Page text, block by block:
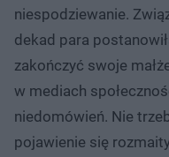
niespodziewanie.
dekad para
zakończyć swoje
w mediach
niedomówień. Nie
pojawienie się